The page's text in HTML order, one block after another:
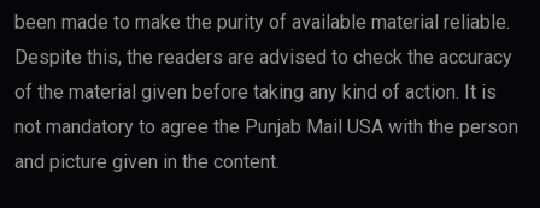
been made to make the purity of available material reliable.
Despite this, the readers are advised to check the accuracy
of the material given before taking any kind of action. It is
not mandatory to agree the Punjab Mail USA with the person
and picture given in the content.